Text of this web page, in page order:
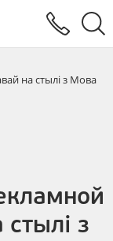
на стылі з Мова
з